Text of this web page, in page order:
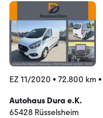
EZ 11/2020 • 72.800 km •
Autohaus Dura e.K.
65428 Rüsselsheim